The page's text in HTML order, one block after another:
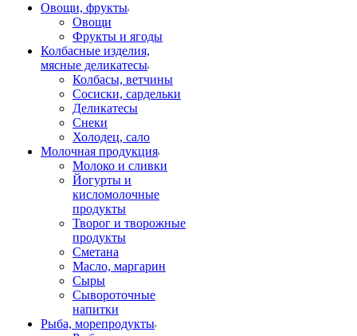
Овощи, фрукты
Овощи
Фрукты и ягоды
Колбасные изделия,
мясные деликатесы
Колбасы, ветчины
Сосиски, сардельки
Деликатесы
Снеки
Холодец, сало
Молочная продукция
Молоко и сливки
Йогурты и
кисломолочные
продукты
Творог и творожные
продукты
Сметана
Масло, маргарин
Сыры
Сывороточные
напитки
Рыба, морепродукты